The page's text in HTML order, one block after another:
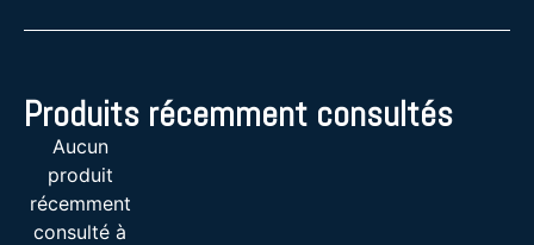
Produits récemment consultés
Aucun
produit
récemment
consulté à